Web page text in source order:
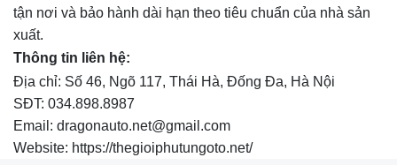
tận nơi và bảo hành dài hạn theo tiêu chuẩn của nhà sản
xuất.
Thông tin liên hệ:
Địa chỉ: Số 46, Ngõ 117, Thái Hà, Đống Đa, Hà Nội
SĐT: 034.898.8987
Email: dragonauto.net@gmail.com
Website: https://thegioiphutungoto.net/